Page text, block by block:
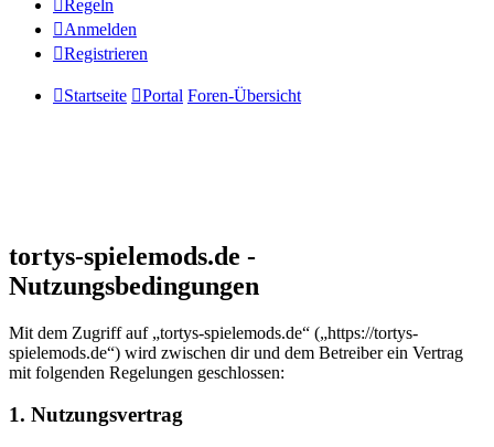
Regeln
Anmelden
Registrieren
Startseite Portal Foren-Übersicht
tortys-spielemods.de -
Nutzungsbedingungen
Mit dem Zugriff auf „tortys-spielemods.de“ („https://tortys-
spielemods.de“) wird zwischen dir und dem Betreiber ein Vertrag
mit folgenden Regelungen geschlossen:
1. Nutzungsvertrag